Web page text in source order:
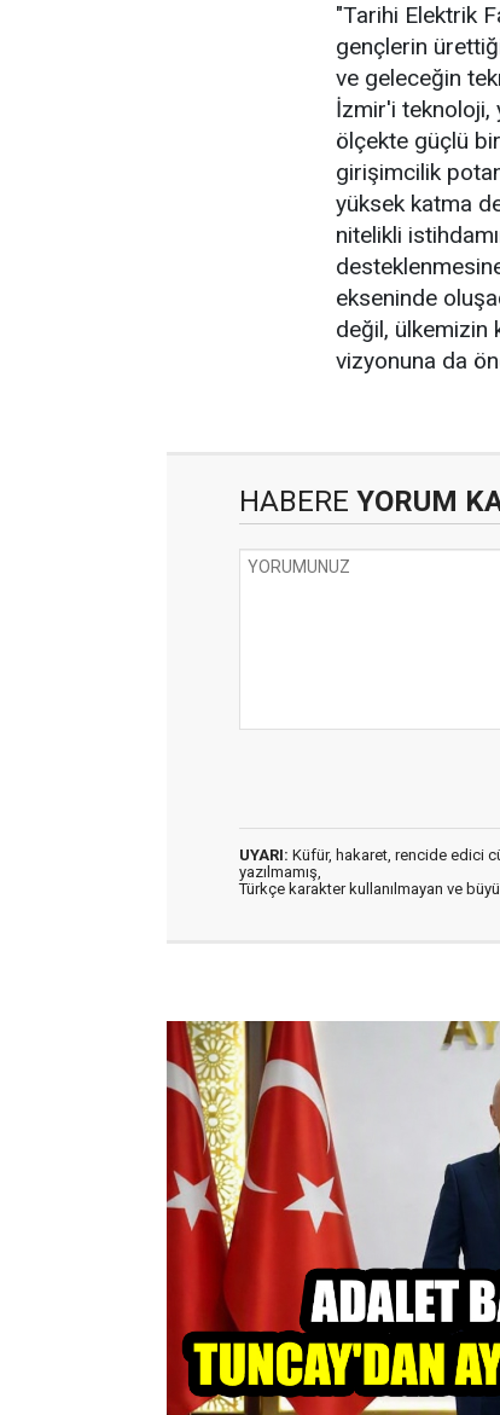
"Tarihi Elektrik
gençlerin
ve geleceğin
İzmir'i teknoloji,
ölçekte güçlü
girişimcilik
yüksek katma
nitelikli
ekseninde
değil, ülkemizin
vizyonuna da
HABERE YORUM
UYARI: Küfür, hakaret, rencide edici
yazılmamış,
Türkçe karakter kullanılmayan ve